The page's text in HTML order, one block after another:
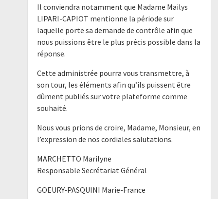
Il conviendra notamment que Madame Mailys
LIPARI-CAPIOT mentionne la période sur
laquelle porte sa demande de contrôle afin que
nous puissions être le plus précis possible dans la
réponse.
Cette administrée pourra vous transmettre, à
son tour, les éléments afin qu’ils puissent être
dûment publiés sur votre plateforme comme
souhaité.
Nous vous prions de croire, Madame, Monsieur, en
l’expression de nos cordiales salutations.
MARCHETTO Marilyne
Responsable Secrétariat Général
GOEURY-PASQUINI Marie-France